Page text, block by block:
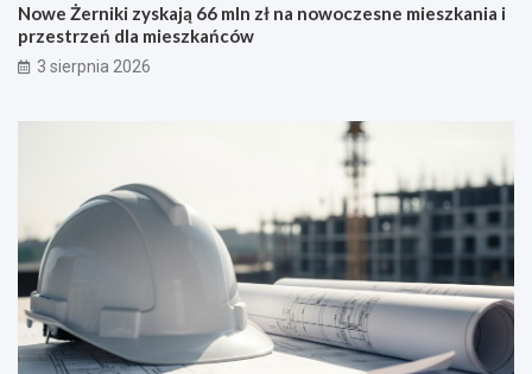
Nowe Żerniki zyskają 66 mln zł na nowoczesne mieszkania i
przestrzeń dla mieszkańców
3 sierpnia 2026